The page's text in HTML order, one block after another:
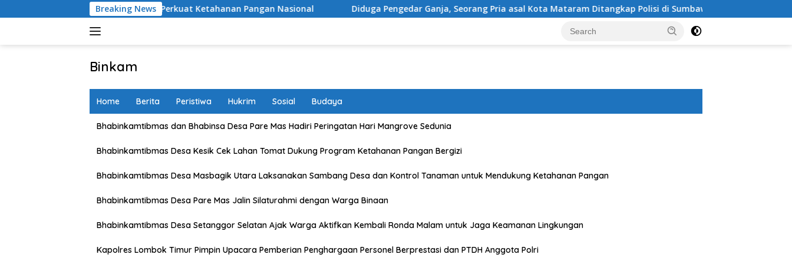
to
Breaking News
Barat Perkuat Ketahanan Pangan Nasional Diduga Pengedar Ganja, Seorang Pria asal Kota Mataram Ditangkap Polisi di Sumbawa Barat Polres Sumbawa Bersama
Binkam
Home Berita Peristiwa Hukrim Sosial Budaya
Bhabinkamtibmas dan Bhabinsa Desa Pare Mas Hadiri Peringatan Hari Mangrove Sedunia
Bhabinkamtibmas Desa Kesik Cek Lahan Tomat Dukung Program Ketahanan Pangan Bergizi
Bhabinkamtibmas Desa Masbagik Utara Laksanakan Sambang Desa dan Kontrol Tanaman untuk Mendukung Ketahanan Pangan
Bhabinkamtibmas Desa Pare Mas Jalin Silaturahmi dengan Warga Binaan
Bhabinkamtibmas Desa Setanggor Selatan Ajak Warga Aktifkan Kembali Ronda Malam untuk Jaga Keamanan Lingkungan
Kapolres Lombok Timur Pimpin Upacara Pemberian Penghargaan Personel Berprestasi dan PTDH Anggota Polri